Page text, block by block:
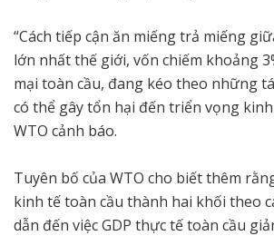
“Cách tiếp cận ăn miếng trả miếng
lớn nhất thế giới, vốn chiếm khoảng
mại toàn cầu, đang kéo theo những
có thể gây tổn hại đến triển vọng kinh
WTO cảnh báo.
Tuyên bố của WTO cho biết thêm
kinh tế toàn cầu thành hai khối theo
dẫn đến việc GDP thực tế toàn cầu